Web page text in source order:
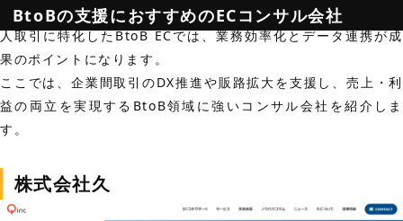
BtoBの支援におすすめのECコンサル会社
人取引に特化したBtoB ECでは、業務効率化とデータ連携が成
果のポイントになります。
ここでは、企業間取引のDX推進や販路拡大を支援し、売上・利
益の両立を実現するBtoB領域に強いコンサル会社を紹介しま
す。
株式会社久